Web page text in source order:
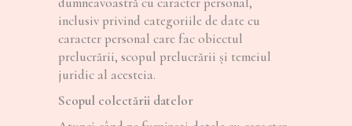
inclusiv privind categoriile de date cu
caracter personal care fac obiectul
prelucrării, scopul prelucrării și temeiul
juridic al acesteia.
Scopul colectării datelor